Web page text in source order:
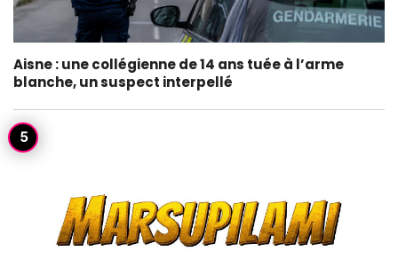
Aisne : une collégienne de 14 ans tuée à l’arme
blanche, un suspect interpellé